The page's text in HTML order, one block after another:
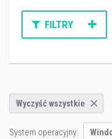
FILTRY
Wyczyść wszystkie
System operacyjny: